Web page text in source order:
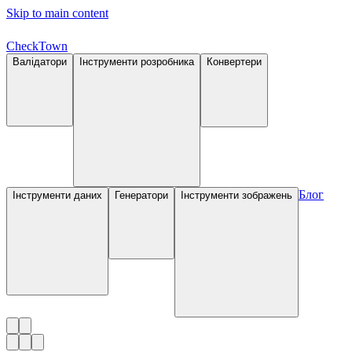
Skip to main content
CheckTown
Валідатори Інструменти розробника Конвертери
Інструменти даних Генератори Інструменти зображень Блог